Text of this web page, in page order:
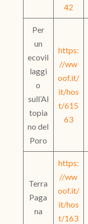
42
Per
un
ecovil
laggi
o
sull’Al
topia
no del
Poro
https:
//ww
oof.it/
it/hos
t/615
63
Terra
Paga
na
https:
//ww
oof.it/
it/hos
t/163